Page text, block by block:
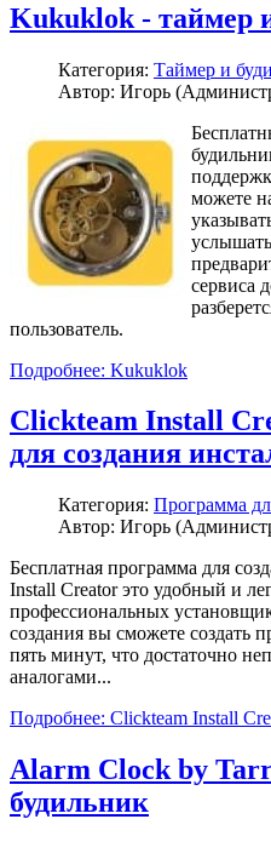
Kukuklok - таймер
Категория: Таймер и
Автор: Игорь
можете
сервиса
пользователь.
Подробнее: Kukuklok
Clickteam Install
для создания
Категория: Программа
Автор: Игорь
Бесплатная программа для
Install Creator это удобный и
профессиональных
создания вы сможете создать
пять минут, что достаточно
аналогами...
Подробнее: Clickteam Install
Alarm Clock by
будильник